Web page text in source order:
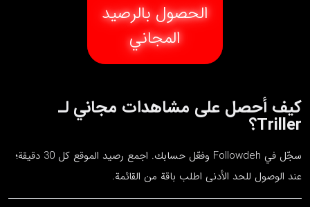
الحصول بالرصيد
المجاني
كيف أحصل على مشاهدات مجاني لـ
Triller؟
سجّل في Followdeh وفعّل حسابك. اجمع رصيد الموقع كل 30 دقيقة؛
عند الوصول للحد الأدنى اطلب باقة من القائمة.